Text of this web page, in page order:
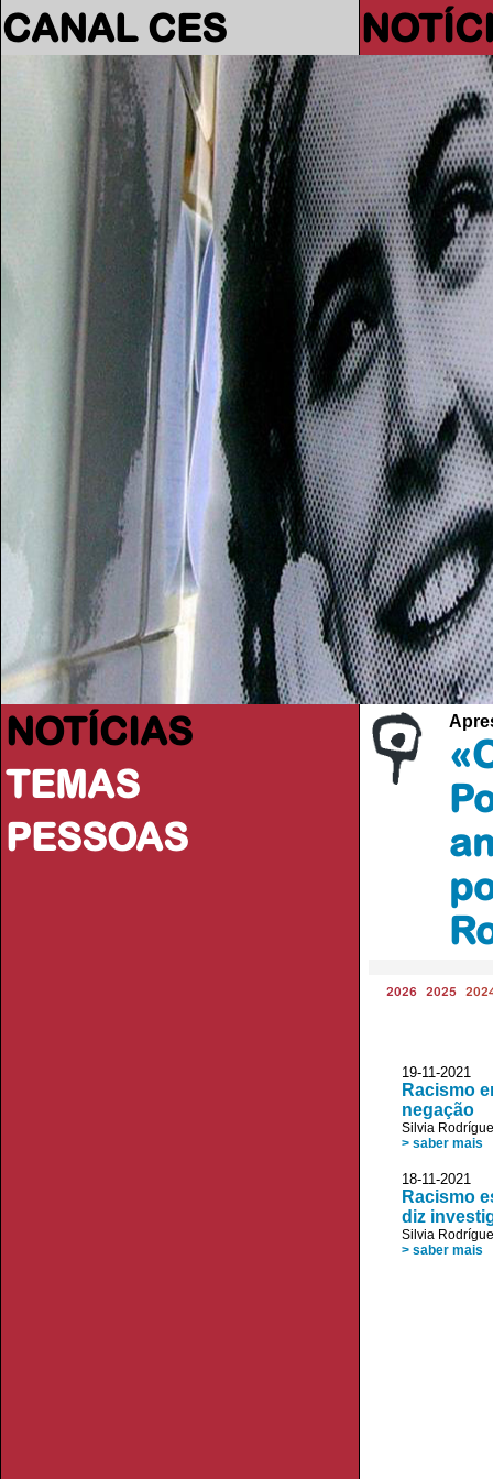
CANAL CES
NOTÍCIAS
TEMAS
PESSOAS
2026 2025
19-11-2021
Racismo
negação
Silvia
> saber mais
18-11-2021
Racismo
diz
Silvia
> saber mais